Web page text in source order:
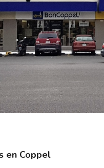
en Coppel